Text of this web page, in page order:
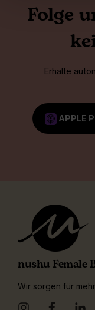
Folge
Erhalte
APPLE
nushu Female
Wir sorgen für